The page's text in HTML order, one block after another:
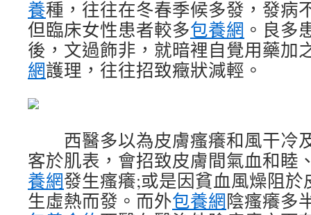
養種，往往在冬春季候多發，發病
但臨床女性患者較多包養網 。良多
後，文過飾非，就暗裡自覺用藥加
網護理，往往招致癥狀減輕。
西醫多以為皮膚瘙癢和風干冷
客於肌表，會招致皮膚間氣血和睦
養網發生瘙癢;或是因貧血風燥阻
生虛熱而發。而外包養網陰瘙癢多